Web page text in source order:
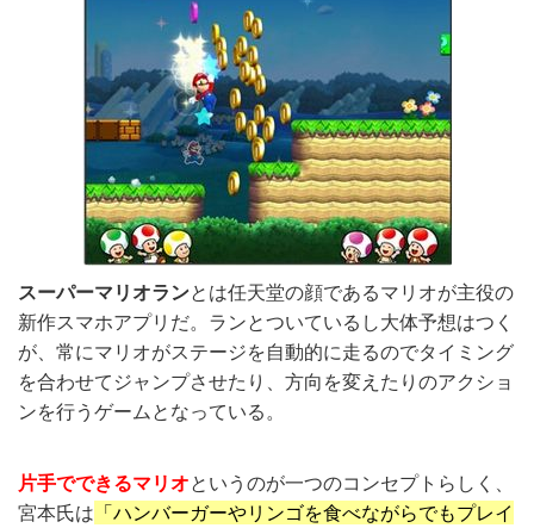
スーパーマリオランとは任天堂の顔であるマリオが主役の
新作スマホアプリだ。ランとついているし大体予想はつく
が、常にマリオがステージを自動的に走るのでタイミング
を合わせてジャンプさせたり、方向を変えたりのアクショ
ンを行うゲームとなっている。
片手でできるマリオというのが一つのコンセプトらしく、
宮本氏は 「ハンバーガーやリンゴを食べながらでもプレイ